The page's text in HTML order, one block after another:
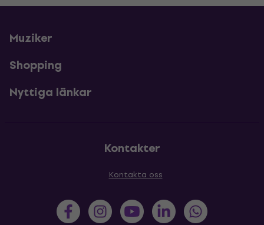
Muziker
Shopping
Nyttiga länkar
Kontakter
Kontakta oss